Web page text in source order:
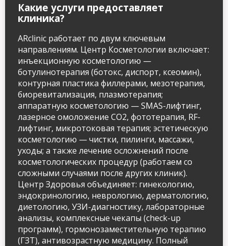
Какие услуги предоставляет
клиника?
ARclinic работает по двум ключевым
направлениям. Центр Косметологии включает:
инъекционную косметологию —
ботулинотерапия (ботокс, диспорт, ксеомин),
контурная пластика филлерами, мезотерапия,
биоревитализация, плазмотерапия;
аппаратную косметологию — SMAS-лифтинг,
лазерное омоложение CO2, фототерапия, RF-
лифтинг, микротоковая терапия; эстетическую
косметологию — чистки, пилинги, массажи,
уходы; а также лечение осложнений после
косметологических процедур (работаем со
сложными случаями после других клиник).
Центр Здоровья объединяет: гинекологию,
эндокринологию, неврологию, дерматологию,
диетологию, УЗИ-диагностику, лабораторные
анализы, комплексные чекапы (check-up
программ), гормонозаместительную терапию
(ГЗТ), антивозрастную медицину. Полный
РЇ РґР°СЋ СЃРѕРіР»Р°СЃРёРµ РЅР°
РѕР±СЂР°Р±РѕС‚РєСѓ
РїРµСЂСЃРѕРЅР°Р»СЊРЅС‹С… РґР°РЅРЅС‹С…
info@arclinic.ru